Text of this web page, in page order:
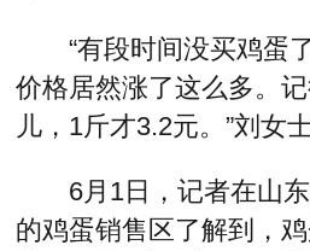
“有段时间没买鸡蛋
价格居然涨了这么多。
儿，1斤才3.2元。”刘女士
6月1日，记者在山
的鸡蛋销售区了解到，